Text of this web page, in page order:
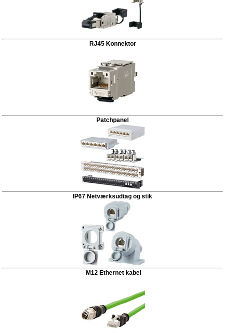
RJ45 Konnektor
Patchpanel
IP67 Netværksudtag og stik
M12 Ethernet kabel